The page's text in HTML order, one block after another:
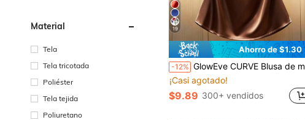
Material
Tela
Tela tricotada
Poliéster
Tela tejida
Poliuretano
19
Ahorro de $1.30
-12% GlowEve CURVE Blusa de manga corta con cuello asimétrico y lazo para mujer talla grande, acabado brillante color marrón chocolate, elegante para verano, formal, trabajo y atuendos casual de negocios
¡Casi agotado!
$9.89 300+ vendidos